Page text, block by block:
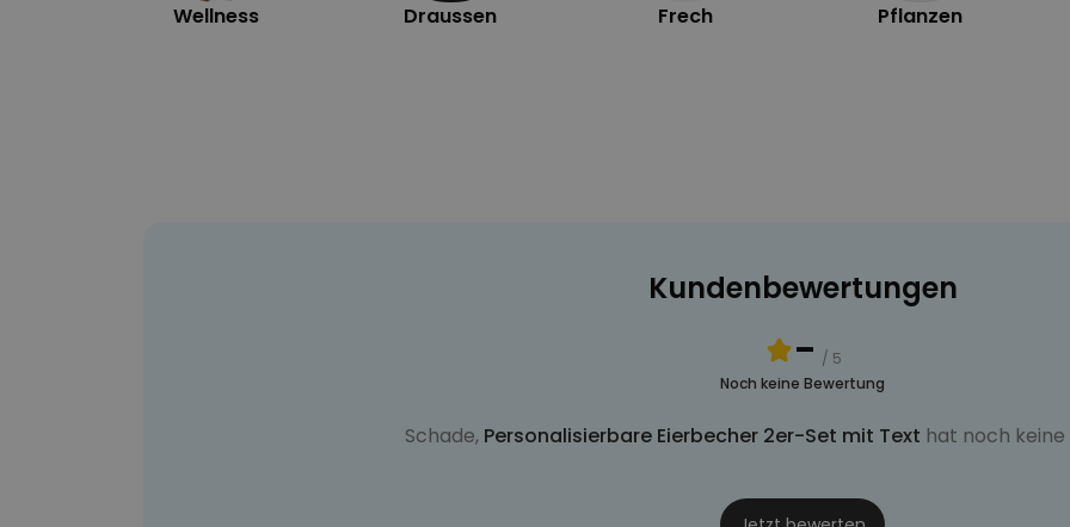
Wellness Draussen Frech Pflanzen
Kundenbewertungen
- / 5
Noch keine Bewertung
Schade, Personalisierbare Eierbecher 2er-Set mit Text hat noch